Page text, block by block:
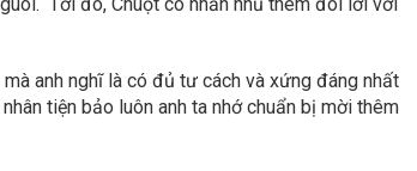
anh nghĩ là có đủ tư cách và xứng đáng nhất
tiện bảo luôn anh ta nhớ chuẩn bị mời thêm